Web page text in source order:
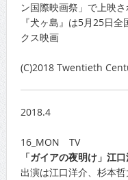
ン国際映画祭」で上映
『犬ヶ島』は5月25日
クス映画
(C)2018 Twentieth
2018.4
16_MON TV
「ガイアの夜明け」江
出演は江口洋介、杉本